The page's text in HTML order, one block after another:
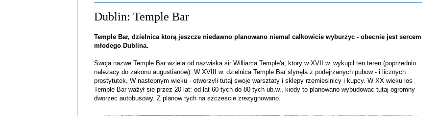
Dublin: Temple Bar
Temple Bar, dzielnica ktorą jeszcze niedawno planowano niemal calkowicie wyburzyc - obecnie jest sercem
młodego Dublina.
Swoja nazwe Temple Bar wziela od nazwiska sir Williama Temple'a, ktory w XVII w. wykupil ten teren (poprzednio
nalezacy do zakonu augustianow). W XVIII w. dzielnica Temple Bar slynęła z podejrzanych pubow - i licznych
prostytutek. W nastepnym wieku - otworzyli tutaj swoje warsztaty i sklepy rzemieslnicy i kupcy. W XX wieku los
Temple Bar ważył sie przez 20 lat: od lat 60-tych do 80-tych ub.w., kiedy to planowano wybudowac tutaj ogromny
dworzec autobusowy. Z planow tych na szczescie zrezygnowano.